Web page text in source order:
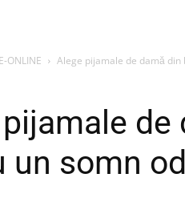
ONLINE Alege pijamale de damă
un somn